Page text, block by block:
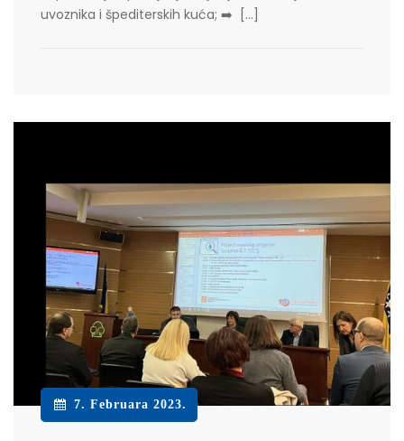
uvoznika i špediterskih kuća; ➡️ […]
7. Februara 2023.